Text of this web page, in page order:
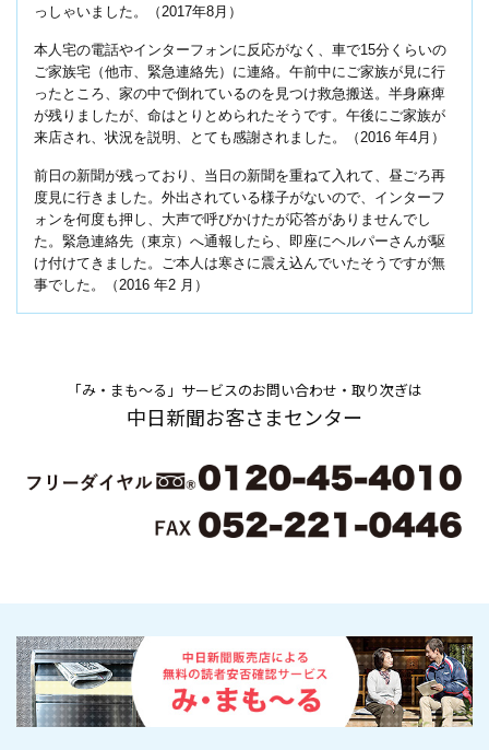
っしゃいました。（2017年8月）
本人宅の電話やインターフォンに反応がなく、車で15分くらいの
ご家族宅（他市、緊急連絡先）に連絡。午前中にご家族が見に行
ったところ、家の中で倒れているのを見つけ救急搬送。半身麻痺
が残りましたが、命はとりとめられたそうです。午後にご家族が
来店され、状況を説明、とても感謝されました。（2016 年4月）
前日の新聞が残っており、当日の新聞を重ねて入れて、昼ごろ再
度見に行きました。外出されている様子がないので、インターフ
ォンを何度も押し、大声で呼びかけたが応答がありませんでし
た。緊急連絡先（東京）へ通報したら、即座にヘルパーさんが駆
け付けてきました。ご本人は寒さに震え込んでいたそうですが無
事でした。（2016 年2 月）
「み・まも～る」サービスのお問い合わせ・取り次ぎは
中日新聞お客さまセンター